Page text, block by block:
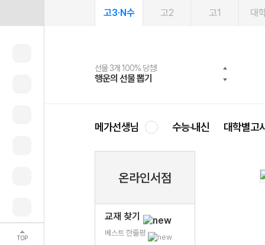
TOP
고3·N수 고2 고1 대
선물 3개 100% 당첨!
행운의 선물 뽑기
선물 100% 증정!
메가스터디 X 올리브
여름방학 스터디 캐시백
메가런 썸머스쿨
2027 러셀 단과
강사 공개선발
스마트러닝앱
설문 EVENT
메가패스
3일 무료 체험권
메가패스 수강생 무료혜택!
메가클럽 멤버십
사회공헌 캠페인
희망이룸 메가나눔
메가선생님 수능·내신 대학별고
온라인서점
교재 찾기
베스트 한줄평